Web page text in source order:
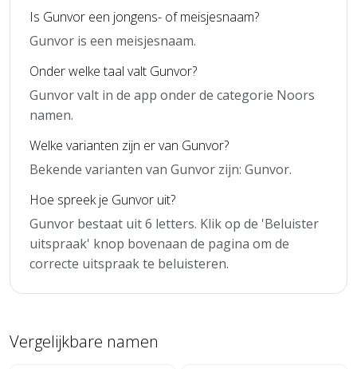
Is Gunvor een jongens- of meisjesnaam?
Gunvor is een meisjesnaam.
Onder welke taal valt Gunvor?
Gunvor valt in de app onder de categorie Noors
namen.
Welke varianten zijn er van Gunvor?
Bekende varianten van Gunvor zijn: Gunvor.
Hoe spreek je Gunvor uit?
Gunvor bestaat uit 6 letters. Klik op de 'Beluister
uitspraak' knop bovenaan de pagina om de
correcte uitspraak te beluisteren.
Vergelijkbare namen